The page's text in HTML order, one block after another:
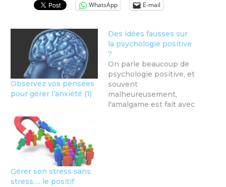
WhatsApp E-mail
Observez vos pensées
pour gérer l’anxiété (1)
Des idées fausses sur
la psychologie positive
?
On parle beaucoup de
psychologie positive, et
souvent
malheureusement,
l'amalgame est fait avec
Gérer son stress sans
stress…. le positif